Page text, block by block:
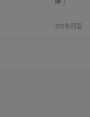
共0条回复